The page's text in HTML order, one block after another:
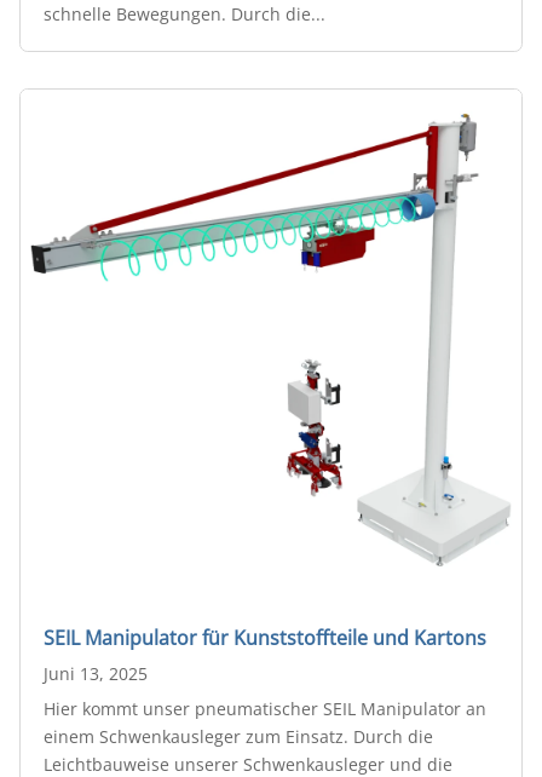
schnelle Bewegungen. Durch die...
SEIL Manipulator für Kunststoffteile und Kartons
Juni 13, 2025
Hier kommt unser pneumatischer SEIL Manipulator an
einem Schwenkausleger zum Einsatz. Durch die
Leichtbauweise unserer Schwenkausleger und die